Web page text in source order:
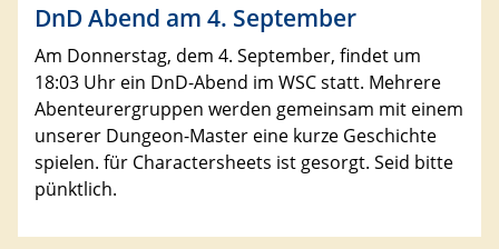
DnD Abend am 4. September
Am Donnerstag, dem 4. September, findet um
18:03 Uhr ein DnD-Abend im WSC statt. Mehrere
Abenteurergruppen werden gemeinsam mit einem
unserer Dungeon-Master eine kurze Geschichte
spielen. für Charactersheets ist gesorgt. Seid bitte
pünktlich.